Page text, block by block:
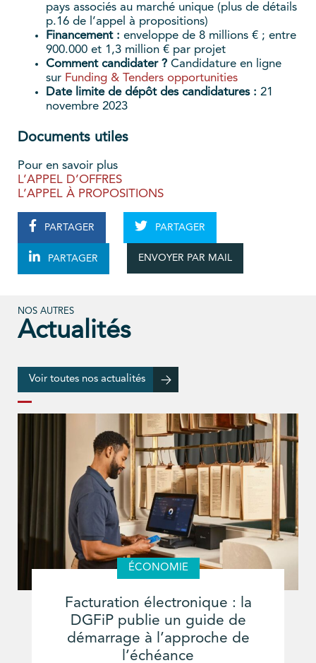
pays associés au marché unique (plus de détails
p.16 de l’appel à propositions)
Financement : enveloppe de 8 millions € ; entre
900.000 et 1,3 million € par projet
Comment candidater ? Candidature en ligne
sur Funding & Tenders opportunities
Date limite de dépôt des candidatures : 21
novembre 2023
Documents utiles
Pour en savoir plus
L’APPEL D’OFFRES
L’APPEL À PROPOSITIONS
PARTAGER PARTAGER
PARTAGER ENVOYER PAR MAIL
NOS AUTRES
Actualités
Voir toutes nos actualités
ÉCONOMIE
Facturation électronique : la
DGFiP publie un guide de
démarrage à l’approche de
l’échéance